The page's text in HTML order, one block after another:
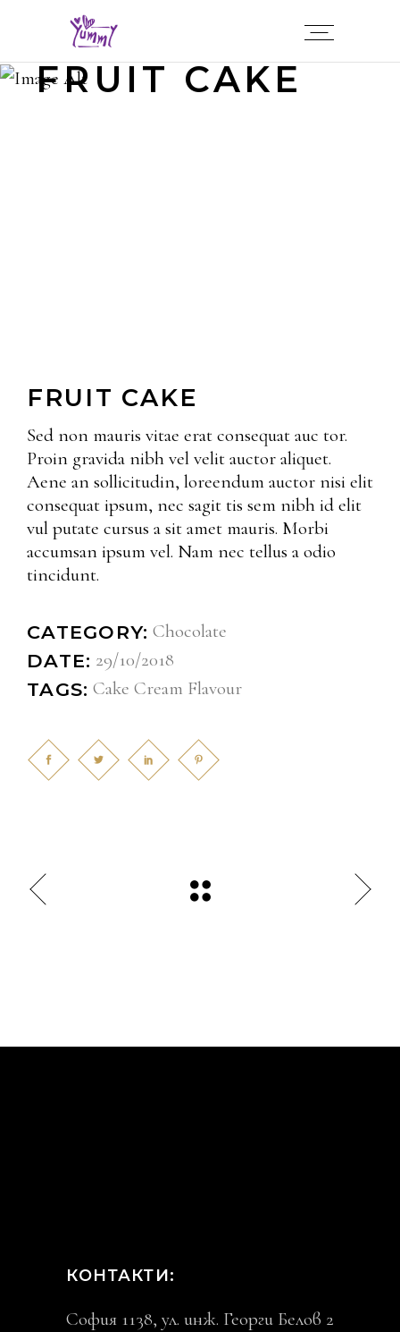
FRUIT CAKE
FRUIT CAKE
Sed non mauris vitae erat consequat auc tor.
Proin gravida nibh vel velit auctor aliquet.
Aene an sollicitudin, loreendum auctor nisi elit
consequat ipsum, nec sagit tis sem nibh id elit
vul putate cursus a sit amet mauris. Morbi
accumsan ipsum vel. Nam nec tellus a odio
tincidunt.
CATEGORY: Chocolate
DATE: 29/10/2018
TAGS: Cake Cream Flavour
КОНТАКТИ:
София 1138, ул. инж. Георги Белов 2